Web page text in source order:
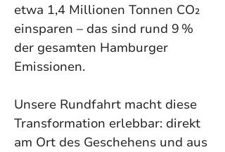
etwa 1,4 Millionen Tonnen CO₂
einsparen – das sind rund 9 %
der gesamten Hamburger
Emissionen.
Unsere Rundfahrt macht diese
Transformation erlebbar: direkt
am Ort des Geschehens und aus